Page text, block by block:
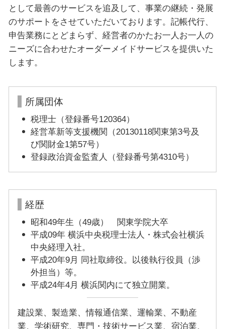
として最善のサービスを追及して、事業の継続・発展
のサポートをさせていただいております。記帳代行、
申告業務にとどまらず、経営者のかたお一人お一人の
ニーズに合わせたオーダーメイドサービスを提供いた
します。
所属団体
税理士（登録番号120364）
経営革新等支援機関（20130118関東第3号及
び関財金1第57号）
登録政治資金監査人（登録番号第4310号）
経歴
昭和49年生（49歳） 関東学院大卒
平成09年 横浜中央税理士法人・株式会社横浜
中央経理入社。
平成20年9月 同社取締役。以後執行役員（渉
外担当）等。
平成24年4月 横浜関内にて独立開業。
建設業、製造業、情報通信業、運輸業、不動産
業、学術研究、専門・技術サービス業、宿泊業、